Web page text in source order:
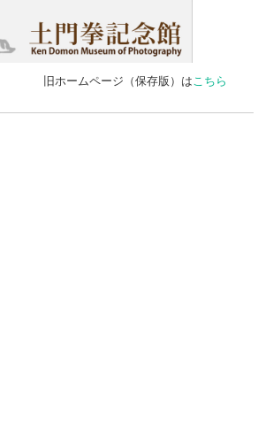
旧ホームページ（保存版）は こちら